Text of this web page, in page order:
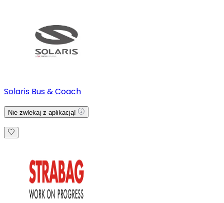
Solaris Bus & Coach
Nie zwlekaj z aplikacją!